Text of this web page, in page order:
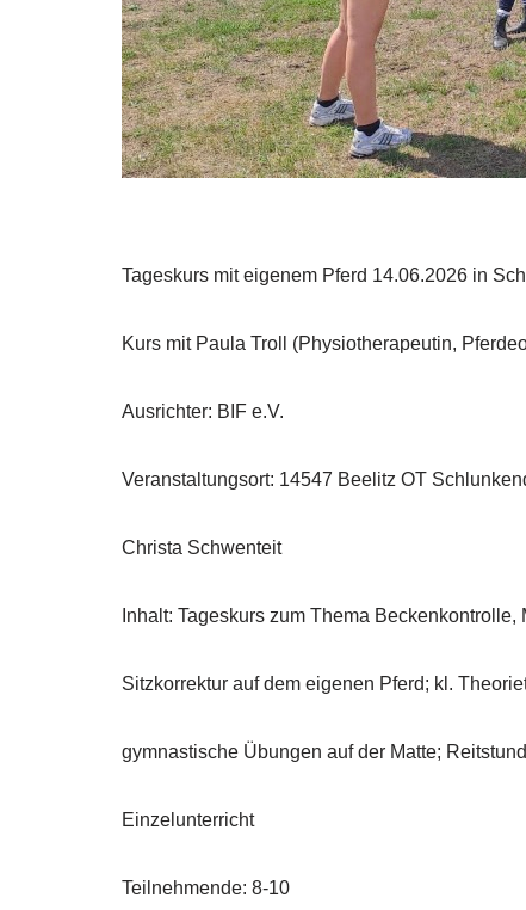
Tageskurs mit eigenem Pferd 14.06.2026 in
Kurs mit Paula Troll (Physiotherapeutin,
Ausrichter: BIF e.V.
Veranstaltungsort: 14547 Beelitz OT
Christa Schwenteit
Inhalt: Tageskurs zum Thema Beckenkontrolle,
Sitzkorrektur auf dem eigenen Pferd; kl.
gymnastische Übungen auf der Matte;
Einzelunterricht
Teilnehmende: 8-10